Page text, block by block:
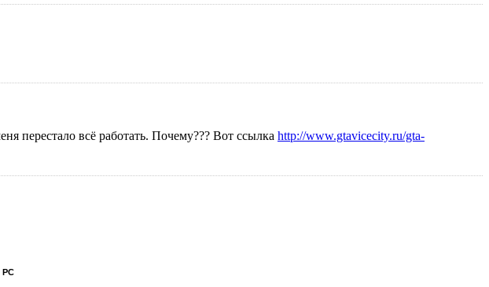
перестало всё работать. Почему??? Вот ссылка http://www.gtavicecity.ru/gta-